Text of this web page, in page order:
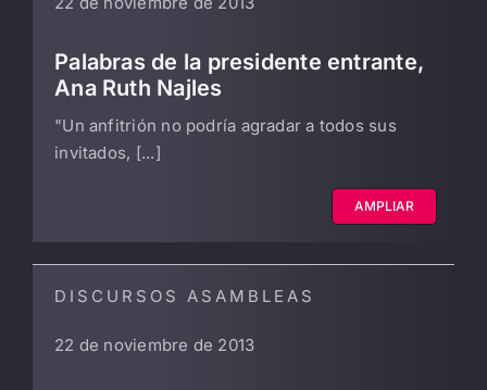
Palabras de la presidente entrante,
Ana Ruth Najles
"Un anfitrión no podría agradar a todos sus
invitados, [...]
AMPLIAR
DISCURSOS ASAMBLEAS
22 de noviembre de 2013